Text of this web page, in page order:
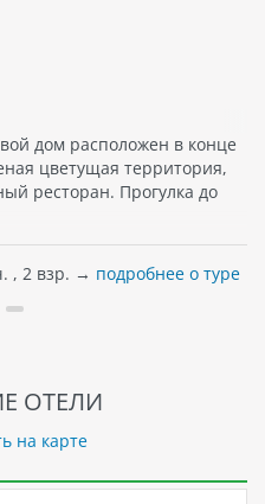
дом расположен в конце
цветущая территория,
ресторан. Прогулка до
, 2 взр. → подробнее о туре
ОТЕЛИ
на карте